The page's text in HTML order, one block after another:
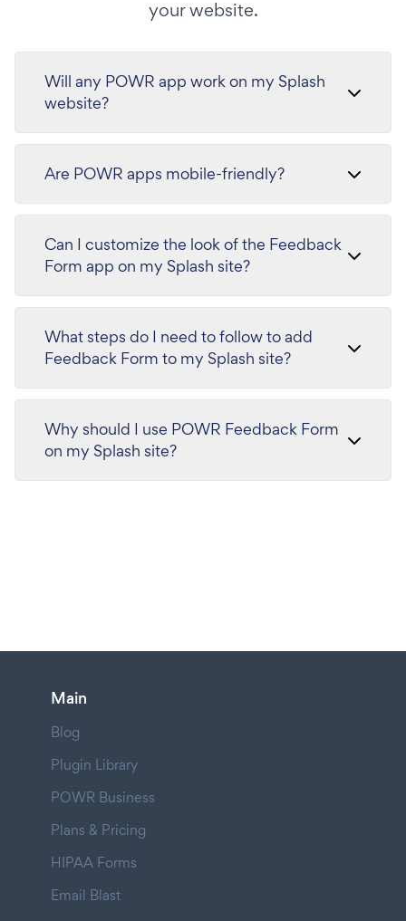
your website.
Will any POWR app work on my Splash
website?
Are POWR apps mobile-friendly?
Can I customize the look of the Feedback
Form app on my Splash site?
What steps do I need to follow to add
Feedback Form to my Splash site?
Why should I use POWR Feedback Form
on my Splash site?
Main
Blog
Plugin Library
POWR Business
Plans & Pricing
HIPAA Forms
Email Blast